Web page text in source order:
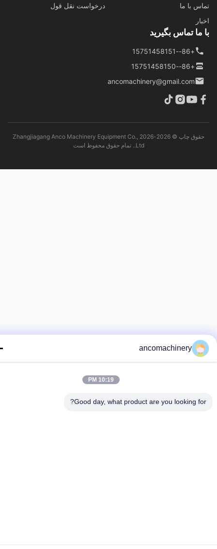
با ما
درخواست نقل قول
ما تماس بگیرید
ancomachinery@gmail.com
حقوق چاپ © 2026-2026 Zhangjiagang Anco Machinery Equipment Co.,
ancomachinery
10:19 PM
Good day, what product are you looking